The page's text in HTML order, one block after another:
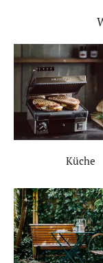
Küche